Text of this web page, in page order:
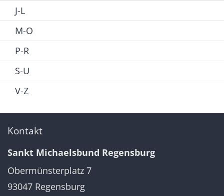
J-L
M-O
P-R
S-U
V-Z
Kontakt
Sankt Michaelsbund Regensburg
Obermünsterplatz 7
93047 Regensburg